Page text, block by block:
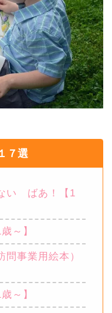
７選
い ばあ！【1
～】
問事業用絵本）
～】